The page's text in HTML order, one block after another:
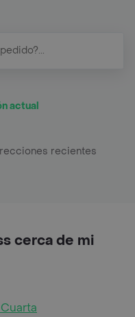
actual
recientes
cerca de mi